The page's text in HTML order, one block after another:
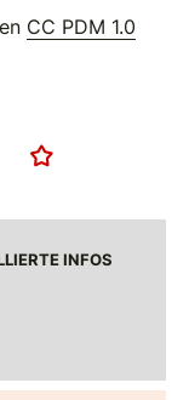
CC PDM 1.0
INFOS